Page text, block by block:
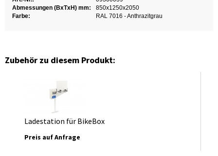
Abmessungen (BxTxH) mm:
850x1250x2050
Farbe:
RAL 7016 - Anthrazitgrau
Zubehör zu diesem Produkt:
Ladestation für BikeBox
Preis auf Anfrage